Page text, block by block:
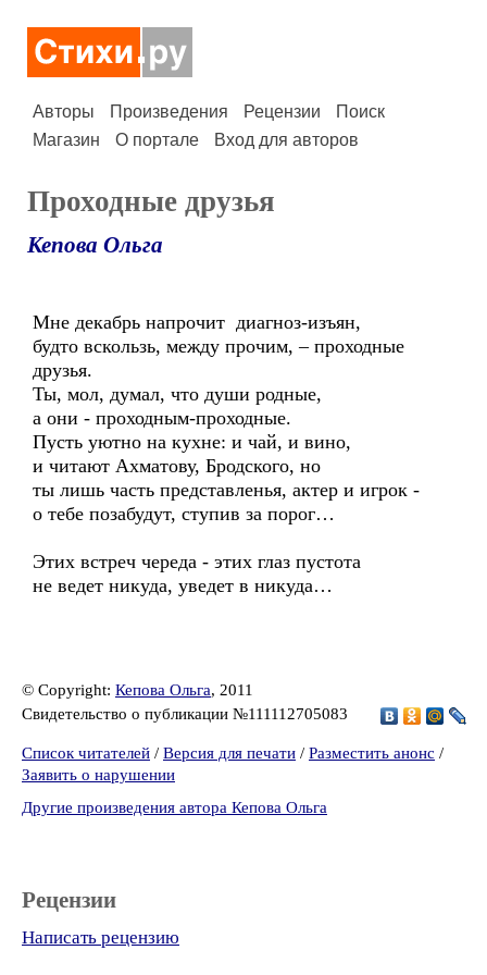
Авторы Произведения Рецензии
Поиск
Магазин
О портале Вход для авторов
Проходные друзья
Кепова Ольга
Мне декабрь напрочит диагноз-изъян,
будто вскользь, между прочим, – проходные
друзья.
Ты, мол, думал, что души родные,
а они - проходным-проходные.
Пусть уютно на кухне: и чай, и вино,
и читают Ахматову, Бродского, но
ты лишь часть представленья, актер и игрок -
о тебе позабудут, ступив за порог…
Этих встреч череда - этих глаз пустота
не ведет никуда, уведет в никуда…
© Copyright: Кепова Ольга, 2011
Свидетельство о публикации №111112705083
Список читателей / Версия для печати / Разместить анонс /
Заявить о нарушении
Другие произведения автора Кепова Ольга
Рецензии
Написать рецензию